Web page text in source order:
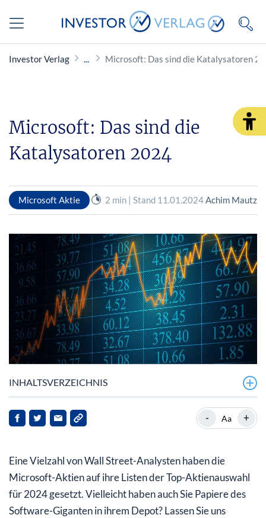
Investor Verlag Microsoft: Das sind die Katalysatoren
Microsoft: Das sind die
Katalysatoren 2024
Microsoft Aktie 2 min | Stand 11.01.2024Achim Mautz
INHALTSVERZEICHNIS
KI-Assistent Copilot
Microsofts Tempo bei KI-Innovation „atemberaubend“
Fazit
- Aa +
Eine Vielzahl von Wall Street-Analysten haben die
Microsoft-Aktien auf ihre Listen der Top-Aktienauswahl
für 2024 gesetzt. Vielleicht haben auch Sie Papiere des
Software-Giganten in ihrem Depot? Lassen Sie uns